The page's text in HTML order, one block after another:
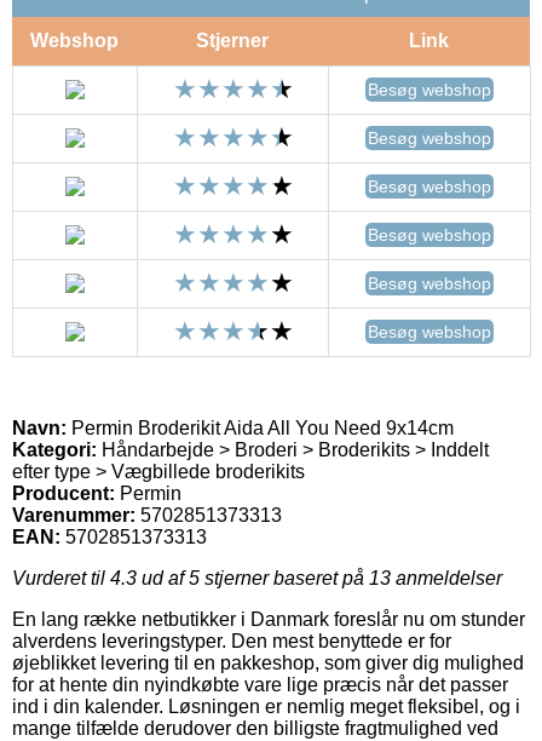
Webshop Stjerner Link
Besøg webshop
Besøg webshop
Besøg webshop
Besøg webshop
Besøg webshop
Besøg webshop
Navn: Permin Broderikit Aida All You Need 9x14cm
Kategori: Håndarbejde > Broderi > Broderikits > Inddelt
efter type > Vægbillede broderikits
Producent: Permin
Varenummer: 5702851373313
EAN: 5702851373313
Vurderet til 4.3 ud af 5 stjerner baseret på 13 anmeldelser
En lang række netbutikker i Danmark foreslår nu om stunder
alverdens leveringstyper. Den mest benyttede er for
øjeblikket levering til en pakkeshop, som giver dig mulighed
for at hente din nyindkøbte vare lige præcis når det passer
ind i din kalender. Løsningen er nemlig meget fleksibel, og i
mange tilfælde derudover den billigste fragtmulighed ved